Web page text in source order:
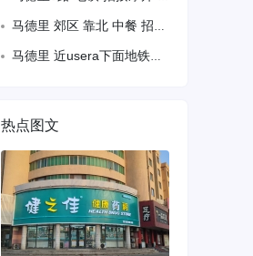
马德里 郊区 靠北 中餐 招聘大餐 备居留 待遇优 8月17日开始
马德里 近usera下面地铁口 1分钟 有客厅出租。长租短租 均可 住家人少
热点图文